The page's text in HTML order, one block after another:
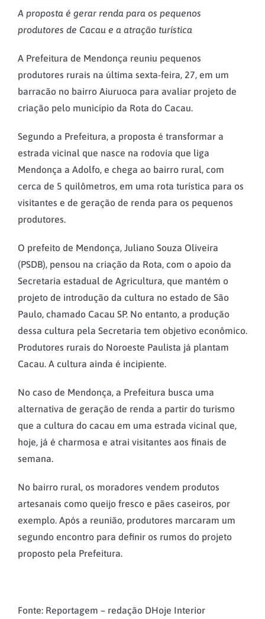
A proposta é gerar renda para os pequenos
produtores de Cacau e a atração turística
A Prefeitura de Mendonça reuniu pequenos
produtores rurais na última sexta-feira, 27, em um
barracão no bairro Aiuruoca para avaliar projeto de
criação pelo município da Rota do Cacau.
Segundo a Prefeitura, a proposta é transformar a
estrada vicinal que nasce na rodovia que liga
Mendonça a Adolfo, e chega ao bairro rural, com
cerca de 5 quilômetros, em uma rota turística para os
visitantes e de geração de renda para os pequenos
produtores.
O prefeito de Mendonça, Juliano Souza Oliveira
(PSDB), pensou na criação da Rota, com o apoio da
Secretaria estadual de Agricultura, que mantém o
projeto de introdução da cultura no estado de São
Paulo, chamado Cacau SP. No entanto, a produção
dessa cultura pela Secretaria tem objetivo econômico.
Produtores rurais do Noroeste Paulista já plantam
Cacau. A cultura ainda é incipiente.
No caso de Mendonça, a Prefeitura busca uma
alternativa de geração de renda a partir do turismo
que a cultura do cacau em uma estrada vicinal que,
hoje, já é charmosa e atrai visitantes aos finais de
semana.
No bairro rural, os moradores vendem produtos
artesanais como queijo fresco e pães caseiros, por
exemplo. Após a reunião, produtores marcaram um
segundo encontro para definir os rumos do projeto
proposto pela Prefeitura.
Fonte: Reportagem – redação DHoje Interior